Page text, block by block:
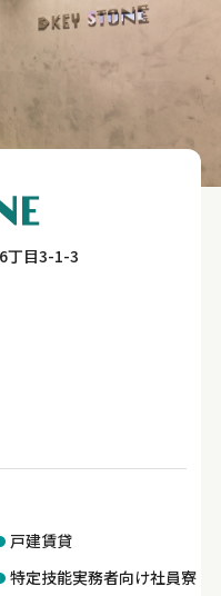
丁目3-1-3
戸建賃貸
特定技能実務者向け社員寮